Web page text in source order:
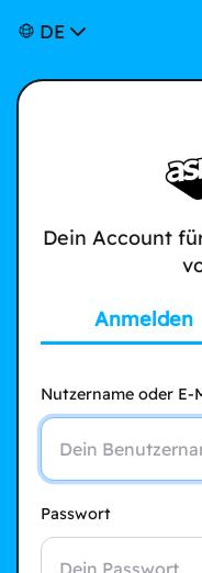
DE
Dein Account
Anmelden
Nutzername oder E-
Passwort